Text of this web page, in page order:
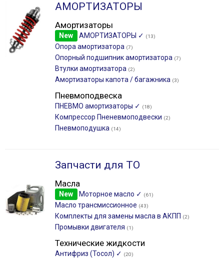
АМОРТИЗАТОРЫ
Амортизаторы
New АМОРТИЗАТОРЫ ✓ (13)
Опора амортизатора (7)
Опорный подшипник амортизатора (7)
Втулки амортизатора (2)
Амортизаторы капота / багажника (3)
Пневмоподвеска
ПНЕВМО амортизаторы ✓ (18)
Компрессор Пненевмоподвески (2)
Пневмоподушка (14)
Запчасти для ТО
Масла
New Моторное масло ✓ (61)
Масло трансмиссионное (43)
Комплекты для замены масла в АКПП (2)
Промывки двигателя (1)
Технические жидкости
Антифриз (Тосол) ✓ (20)